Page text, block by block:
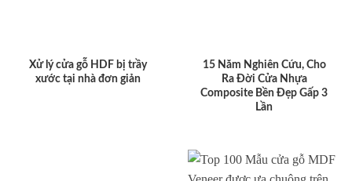
Xử lý cửa gỗ HDF bị trầy
xước tại nhà đơn giản
15 Năm Nghiên Cứu, Cho
Ra Đời Cửa Nhựa
Composite Bền Đẹp Gấp 3
Lần